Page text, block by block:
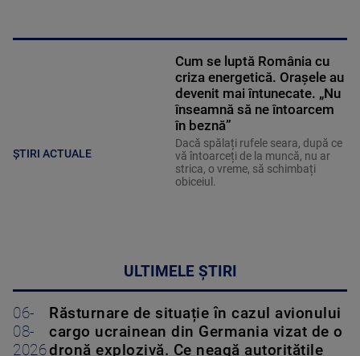
ȘTIRI ACTUALE
Cum se luptă România cu
criza energetică. Orașele au
devenit mai întunecate. „Nu
înseamnă să ne întoarcem
în beznă”
Dacă spălați rufele seara, după ce
vă întoarceți de la muncă, nu ar
strica, o vreme, să schimbați
obiceiul.
ULTIMELE ȘTIRI
06-
08-
2026
Răsturnare de situație în cazul avionului
cargo ucrainean din Germania vizat de o
dronă explozivă. Ce neagă autoritățile